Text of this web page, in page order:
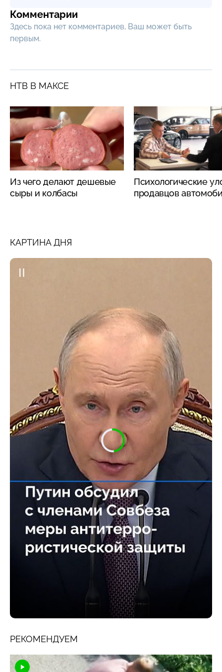
Комментарии
Здесь пока нет комментариев, Ваш может быть
первым.
НТВ В МАКСЕ
Из чего делают дешевые
сыры и колбасы
Психологические
продавцов
КАРТИНА ДНЯ
РЕКОМЕНДУЕМ